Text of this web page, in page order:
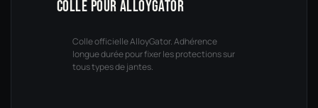
COLLE POUR ALLOYGATOR
Colle officielle AlloyGator. Adhérence
longue durée pour fixer les protections sur
tous types de jantes.